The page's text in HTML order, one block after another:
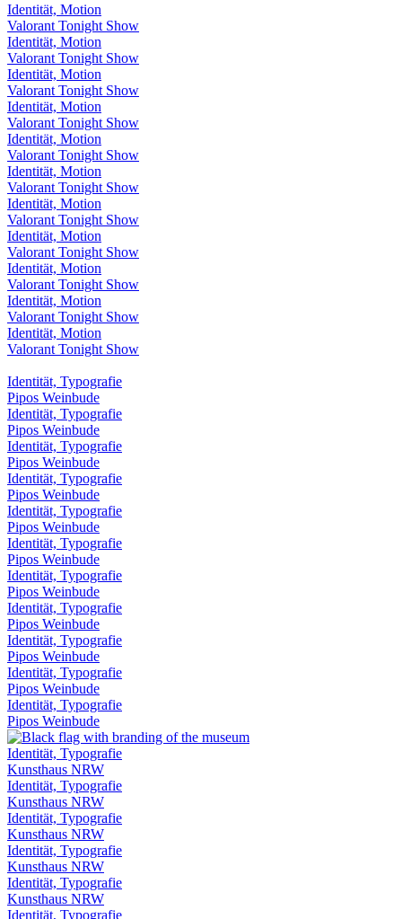
Identität, Motion
Valorant Tonight Show
Identität, Motion
Valorant Tonight Show
Identität, Motion
Valorant Tonight Show
Identität, Motion
Valorant Tonight Show
Identität, Motion
Valorant Tonight Show
Identität, Motion
Valorant Tonight Show
Identität, Motion
Valorant Tonight Show
Identität, Motion
Valorant Tonight Show
Identität, Motion
Valorant Tonight Show
Identität, Motion
Valorant Tonight Show
Identität, Motion
Valorant Tonight Show
Identität, Typografie
Pipos Weinbude
Identität, Typografie
Pipos Weinbude
Identität, Typografie
Pipos Weinbude
Identität, Typografie
Pipos Weinbude
Identität, Typografie
Pipos Weinbude
Identität, Typografie
Pipos Weinbude
Identität, Typografie
Pipos Weinbude
Identität, Typografie
Pipos Weinbude
Identität, Typografie
Pipos Weinbude
Identität, Typografie
Pipos Weinbude
Identität, Typografie
Pipos Weinbude
Identität, Typografie
Kunsthaus NRW
Identität, Typografie
Kunsthaus NRW
Identität, Typografie
Kunsthaus NRW
Identität, Typografie
Kunsthaus NRW
Identität, Typografie
Kunsthaus NRW
Identität, Typografie